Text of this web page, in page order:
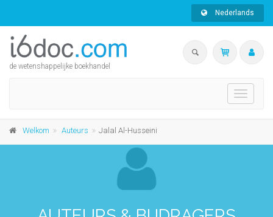
Nederlands
de wetenshappelijke boekhandel
Toggle
Welkom Auteurs Jalal Al-Husseini